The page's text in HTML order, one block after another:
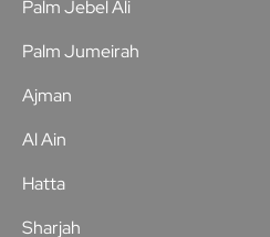
Palm Jebel Ali
Palm Jumeirah
Ajman
Al Ain
Hatta
Sharjah